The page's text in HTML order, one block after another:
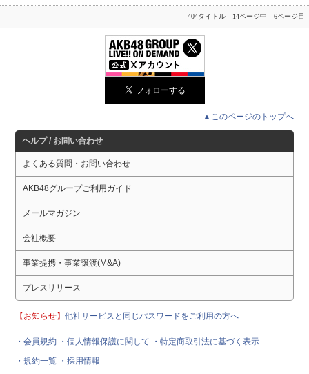
404タイトル 14ページ中 6ページ目
▲このページのトップへ
ヘルプ / お問い合わせ
よくある質問・お問い合わせ
AKB48グループご利用ガイド
メールマガジン
会社概要
事業提携・事業譲渡(M&A)
プレスリリース
【お知らせ】他社サービスと同じパスワードをご利用の方へ
・会員規約 ・個人情報保護に関して
・特定商取引法に基づく表示
・規約一覧 ・採用情報